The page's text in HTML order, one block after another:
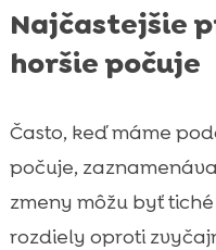
Najčastejšie
horšie počuje
Často, keď máme
počuje,
zmeny môžu byť
rozdiely oproti